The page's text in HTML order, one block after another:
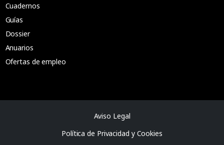
Cuadernos
Guías
Dossier
Anuarios
Ofertas de empleo
Aviso Legal
Política de Privacidad y Cookies